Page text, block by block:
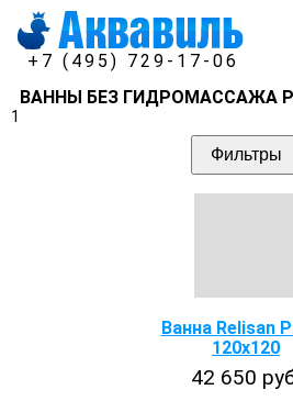
+7 (495) 729-17-06
ВАННЫ БЕЗ ГИДРОМАССАЖА
1
Фильтры
Ванна Relisan
120x120
42 650